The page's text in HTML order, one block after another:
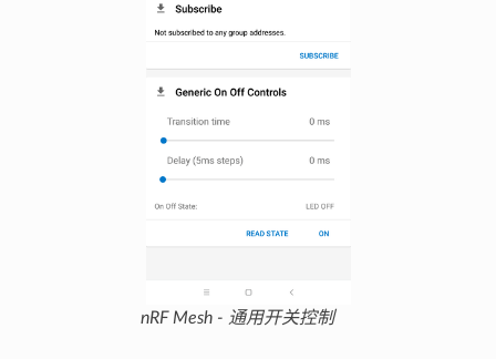
nRF Mesh - 通用开关控制